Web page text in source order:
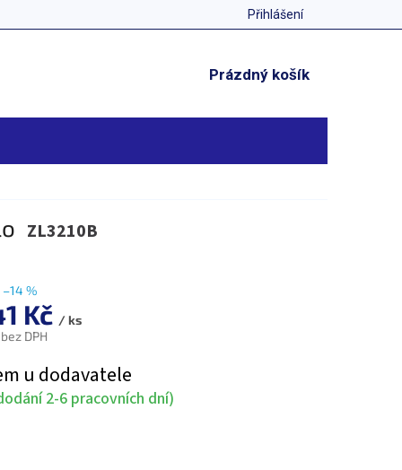
Přihlášení
NÁKUPNÍ
Prázdný košík
ZL3210B
–14 %
Kč / ks
DPH
u dodavatele
2-6 pracovních dní)